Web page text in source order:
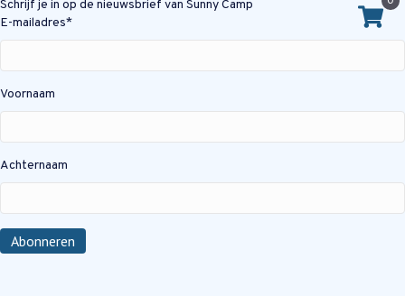
Schrijf je in op de nieuwsbrief van Sunny Camp
E-mailadres*
Voornaam
Achternaam
Abonneren